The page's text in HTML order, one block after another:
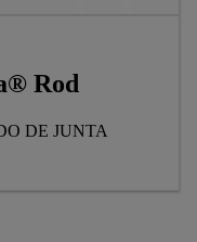
Rod
DE JUNTA